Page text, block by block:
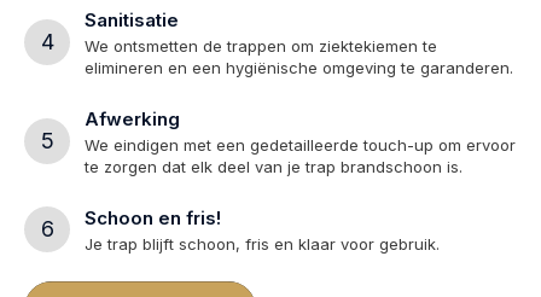
4
Sanitisatie
We ontsmetten de trappen om ziektekiemen te
elimineren en een hygiënische omgeving te garanderen.
5
Afwerking
We eindigen met een gedetailleerde touch-up om ervoor
te zorgen dat elk deel van je trap brandschoon is.
6 Schoon en fris!
Je trap blijft schoon, fris en klaar voor gebruik.